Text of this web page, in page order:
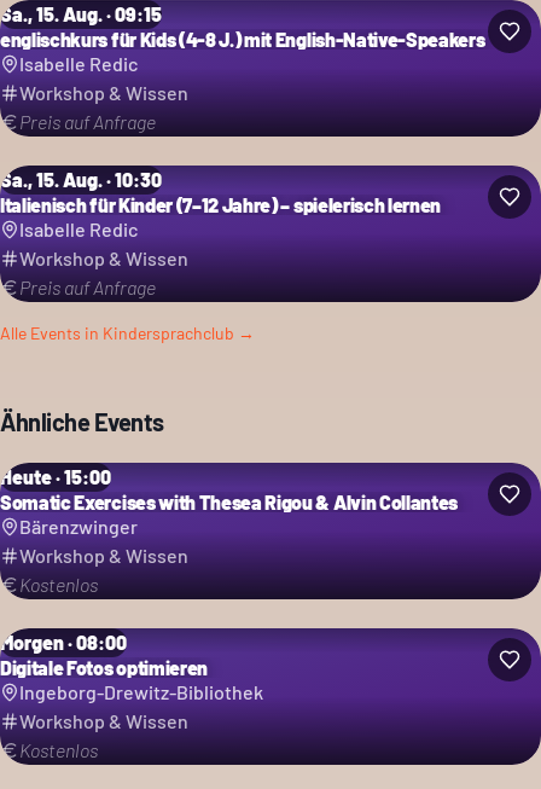
Sa., 15. Aug. · 09:15
englischkurs für Kids (4-8 J.) mit English-Native-Speakers
Isabelle Redic
Workshop & Wissen
Preis auf Anfrage
Sa., 15. Aug. · 10:30
Italienisch für Kinder (7–12 Jahre) – spielerisch lernen
Isabelle Redic
Workshop & Wissen
Preis auf Anfrage
Alle Events in Kindersprachclub →
Ähnliche Events
Heute · 15:00
Somatic Exercises with Thesea Rigou & Alvin Collantes
Bärenzwinger
Workshop & Wissen
Kostenlos
Morgen · 08:00
Digitale Fotos optimieren
Ingeborg-Drewitz-Bibliothek
Workshop & Wissen
Kostenlos